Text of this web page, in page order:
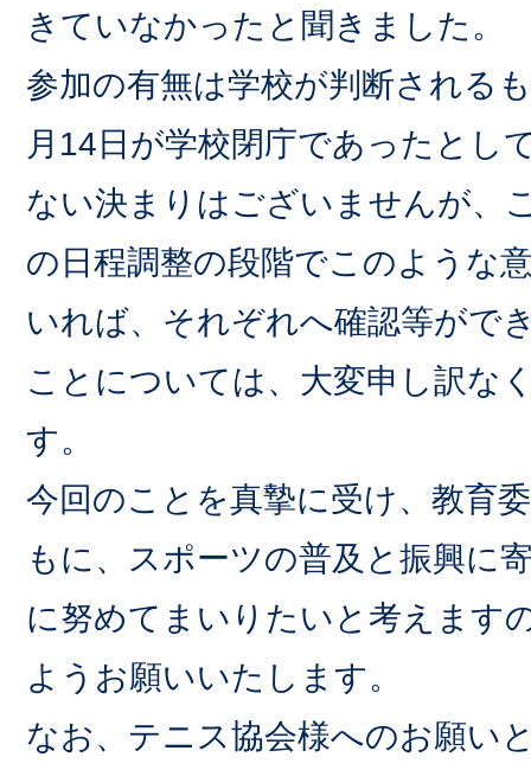
きていなかったと聞きました。
参加の有無は学校が判断される
月14日が学校閉庁であったとし
ない決まりはございませんが、
の日程調整の段階でこのような
いれば、それぞれへ確認等がで
ことについては、大変申し訳な
す。
今回のことを真摯に受け、教育
もに、スポーツの普及と振興に
に努めてまいりたいと考えます
ようお願いいたします。
なお、テニス協会様へのお願い